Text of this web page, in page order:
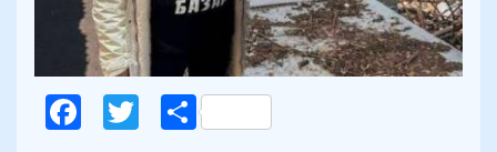
Facebook
Twitter
Поділитися